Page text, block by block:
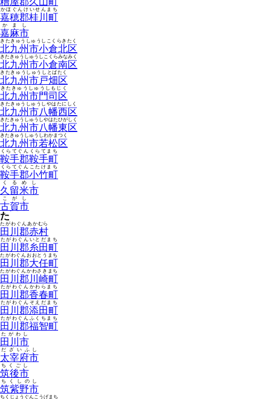
嘉穂郡桂川町
かほぐんけいせんまち
嘉麻市
かまし
北九州市小倉北区
きたきゅうしゅうしこくらきたく
北九州市小倉南区
きたきゅうしゅうしこくらみなみく
北九州市戸畑区
きたきゅうしゅうしとばたく
北九州市門司区
きたきゅうしゅうしもじく
北九州市八幡西区
きたきゅうしゅうしやはたにしく
北九州市八幡東区
きたきゅうしゅうしやはたひがしく
北九州市若松区
きたきゅうしゅうしわかまつく
鞍手郡鞍手町
くらてぐんくらてまち
鞍手郡小竹町
くらてぐんこたけまち
久留米市
くるめし
古賀市
こがし
た
田川郡赤村
たがわぐんあかむら
田川郡糸田町
たがわぐんいとだまち
田川郡大任町
たがわぐんおおとうまち
田川郡川崎町
たがわぐんかわさきまち
田川郡香春町
たがわぐんかわらまち
田川郡添田町
たがわぐんそえだまち
田川郡福智町
たがわぐんふくちまち
田川市
たがわし
太宰府市
だざいふし
筑後市
ちくごし
筑紫野市
ちくしのし
ちくじょうぐんこうげまち